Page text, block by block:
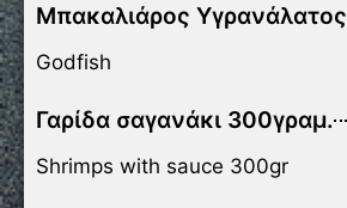
Μπακαλιάρος Υγρανάλατος
Godfish
Γαρίδα σαγανάκι 300γραμ.
Shrimps with sauce 300gr